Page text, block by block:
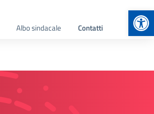
Albo sindacale Contatti